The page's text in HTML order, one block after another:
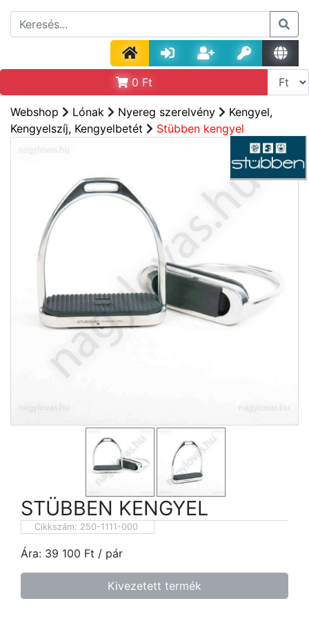
0 Ft
Webshop Lónak Nyereg szerelvény
Kengyel,
Kengyelszíj, Kengyelbetét
Stübben kengyel
STÜBBEN KENGYEL
Cikkszám: 250-1111-000
Ára: 39 100 Ft / pár
Kivezetett termék